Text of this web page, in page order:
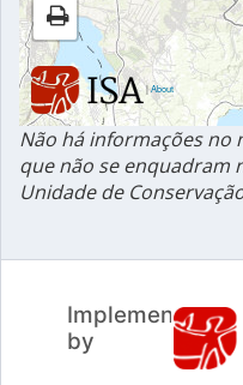
|About
Não há informações no
que não se enquadram
Unidade de